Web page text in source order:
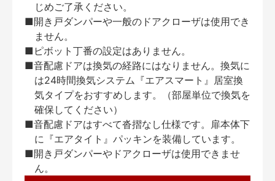
じめご了承ください。
■開き戸ダンパーや一般のドアクローザは使用でき
ません。
■ピボット丁番の設定はありません。
■音配慮ドアは換気の経路にはなりません。換気に
は24時間換気システム『エアスマート』居室換
気タイプをおすすめします。（部屋単位で換気を
確保してください）
■音配慮ドアはすべて沓摺なし仕様です。扉本体下
に『エアタイト』パッキンを装備しています。
■開き戸ダンパーやドアクローザは使用できませ
ん。